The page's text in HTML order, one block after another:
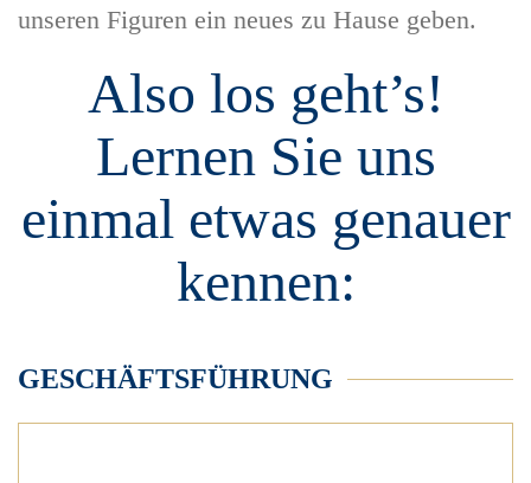
unseren Figuren ein neues zu Hause geben.
Also los geht’s!
Lernen Sie uns
einmal etwas genauer
kennen:
GESCHÄFTSFÜHRUNG